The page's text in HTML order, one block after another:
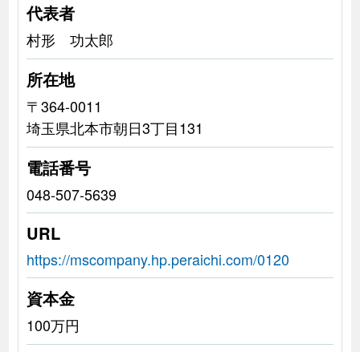
代表者
村形 功太郎
所在地
〒364-0011
埼玉県北本市朝日3丁目131
電話番号
048-507-5639
URL
https://mscompany.hp.peraichi.com/0120
資本金
100万円